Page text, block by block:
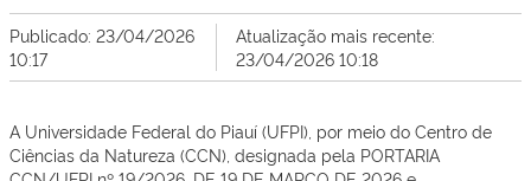
Publicado: 23/04/2026
10:17
Atualização mais recente:
23/04/2026 10:18
A Universidade Federal do Piauí (UFPI), por meio do Centro de
Ciências da Natureza (CCN), designada pela PORTARIA